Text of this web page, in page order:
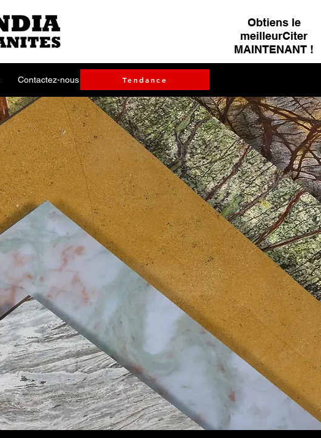
Obtiens le
meilleurCiter
MAINTENANT !
Contactez-nous Tendance